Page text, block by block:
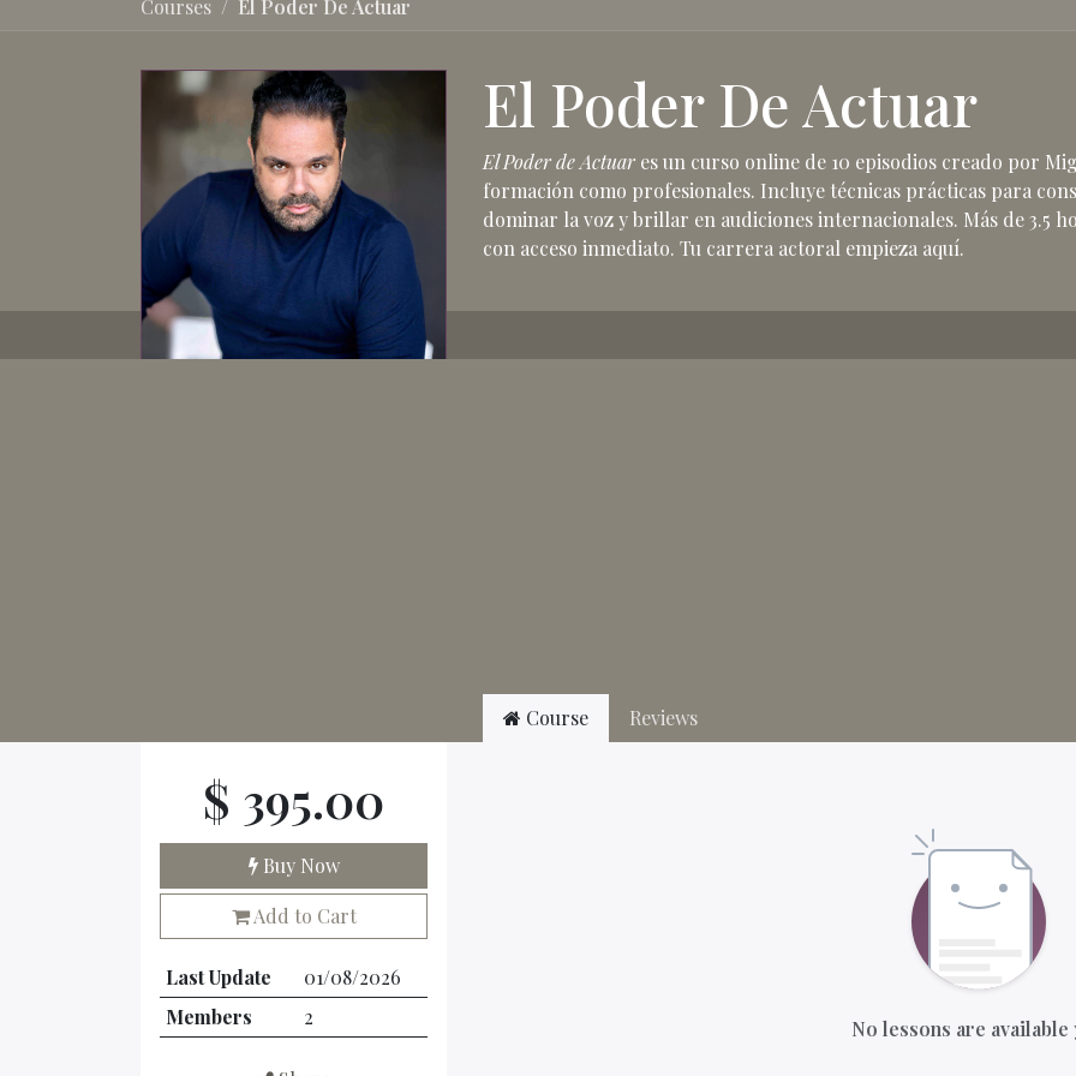
Courses El Poder De Actuar
El Poder De Actuar
El Poder de Actuar es un curso online de 10 episodios creado por
formación como profesionales. Incluye técnicas prácticas para
dominar la voz y brillar en audiciones internacionales. Más de 3.5
con acceso inmediato. Tu carrera actoral empieza aquí.
$ 395.00
Buy Now
Add to Cart
Last Update
01/08/2026
Members
2
Course Reviews
No lessons are available